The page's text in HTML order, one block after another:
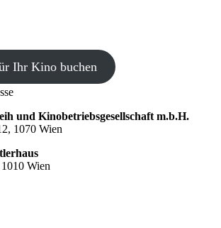
Ihr Kino buchen
und Kinobetriebsgesellschaft m.b.H.
1070 Wien
Wien